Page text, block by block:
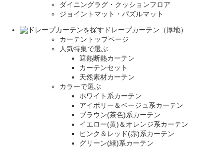
ダイニングラグ・クッションフロア
ジョイントマット・パズルマット
ドレープカーテン（厚地）
カーテントップページ
人気特集で選ぶ
遮熱断熱カーテン
カーテンセット
天然素材カーテン
カラーで選ぶ
ホワイト系カーテン
アイボリー＆ベージュ系カーテン
ブラウン(茶色)系カーテン
イエロー(黄)＆オレンジ系カーテン
ピンク＆レッド(赤)系カーテン
グリーン(緑)系カーテン